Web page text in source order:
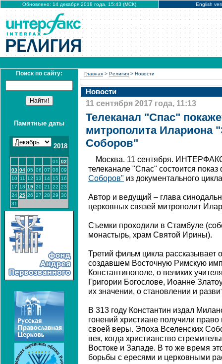
Обновлено: 14 декабря 2018 года, 15:43 (МСК) English
Поиск по сайту:
Памятные даты
2018
01
02
03 04 05 06 07 08 09
10
11 12 13 14 15
16
17 18 19 20 21 22 23
24 25 26 27 28 29 30
31
Главная > Религия > Новости
Новости
11 сентября 2017 года, 11:13
Телеканал "Спас"
митрополита Илариона
Соборов"
Москва. 11 сентября.
телеканале "Спас" состоится
Соборов" из документального
Автор и ведущий – глава
церковных связей митрополит
Съемки проходили в Стамбуле
монастырь, храм Святой Ирины).
Третий фильм цикла рассказывает
создавшем Восточную Римскую
Константинополе, о великих
Григории Богослове, Иоанне
их значении, о становлении и
В 313 году Константин издал
гонений христиане получили
своей веры. Эпоха Вселенских
век, когда христианство
Востоке и Западе. В то же время
борьбы с ересями и церковными